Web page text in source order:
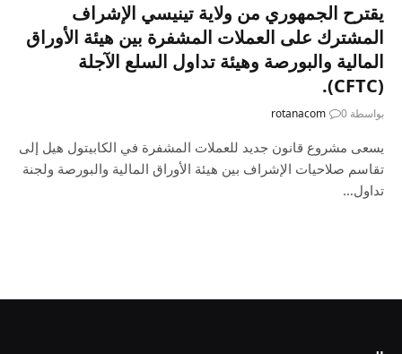
يقترح الجمهوري من ولاية تينيسي الإشراف
المشترك على العملات المشفرة بين هيئة الأوراق
المالية والبورصة وهيئة تداول السلع الآجلة
(CFTC).
بواسطة rotanacom 0
يسعى مشروع قانون جديد للعملات المشفرة في الكابيتول هيل إلى
تقاسم صلاحيات الإشراف بين هيئة الأوراق المالية والبورصة ولجنة
تداول…